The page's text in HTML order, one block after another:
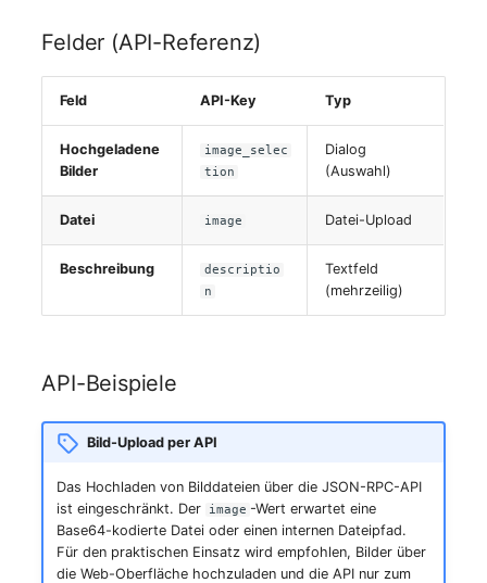
SIM-Karte
Stacking
Stadt
Steckdosenleiste
Systemdienst
Telefon
Telefonanlage
Felder (API-Referenz)
Feld API-Key Typ
Hochgeladene
Bilder
image_selec
tion
Dialog
(Auswahl)
Datei image Datei-Upload
Beschreibung
descriptio
n
Textfeld
(mehrzeilig)
API-Beispiele
Bild-Upload per API
Das Hochladen von Bilddateien über die JSON-RPC-API
ist eingeschränkt. Der
image -Wert erwartet eine
Base64-kodierte Datei oder einen internen Dateipfad.
Für den praktischen Einsatz wird empfohlen, Bilder über
die Web-Oberfläche hochzuladen und die API nur zum